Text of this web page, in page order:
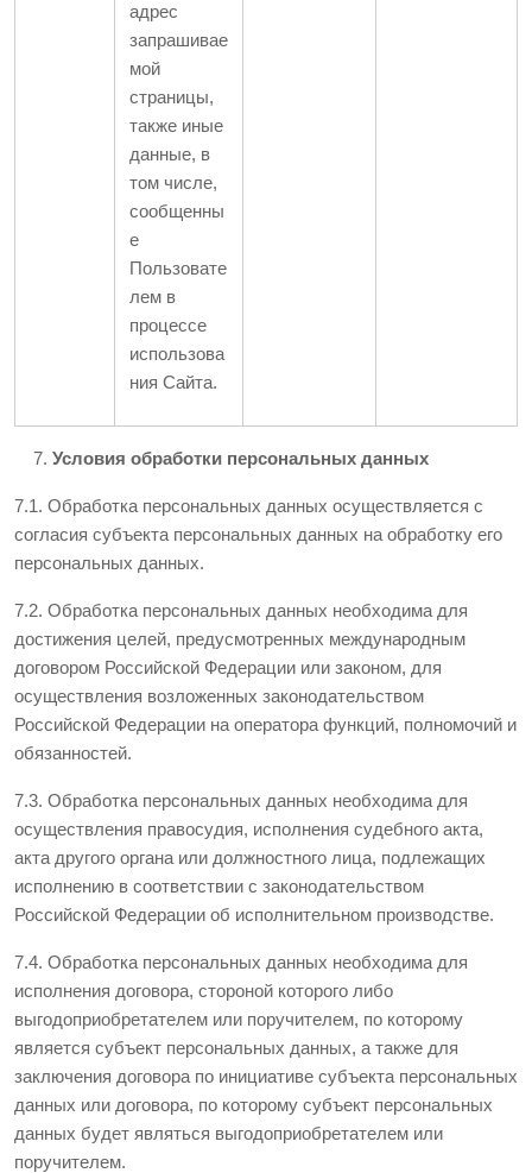
адрес
запрашивае
мой
страницы,
также иные
данные, в
том числе,
сообщенны
е
Пользовате
лем в
процессе
использова
ния Сайта.
Условия обработки персональных данных
7.1. Обработка персональных данных осуществляется с
согласия субъекта персональных данных на обработку его
персональных данных.
7.2. Обработка персональных данных необходима для
достижения целей, предусмотренных международным
договором Российской Федерации или законом, для
осуществления возложенных законодательством
Российской Федерации на оператора функций, полномочий и
обязанностей.
7.3. Обработка персональных данных необходима для
осуществления правосудия, исполнения судебного акта,
акта другого органа или должностного лица, подлежащих
исполнению в соответствии с законодательством
Российской Федерации об исполнительном производстве.
7.4. Обработка персональных данных необходима для
исполнения договора, стороной которого либо
выгодоприобретателем или поручителем, по которому
является субъект персональных данных, а также для
заключения договора по инициативе субъекта персональных
данных или договора, по которому субъект персональных
данных будет являться выгодоприобретателем или
поручителем.